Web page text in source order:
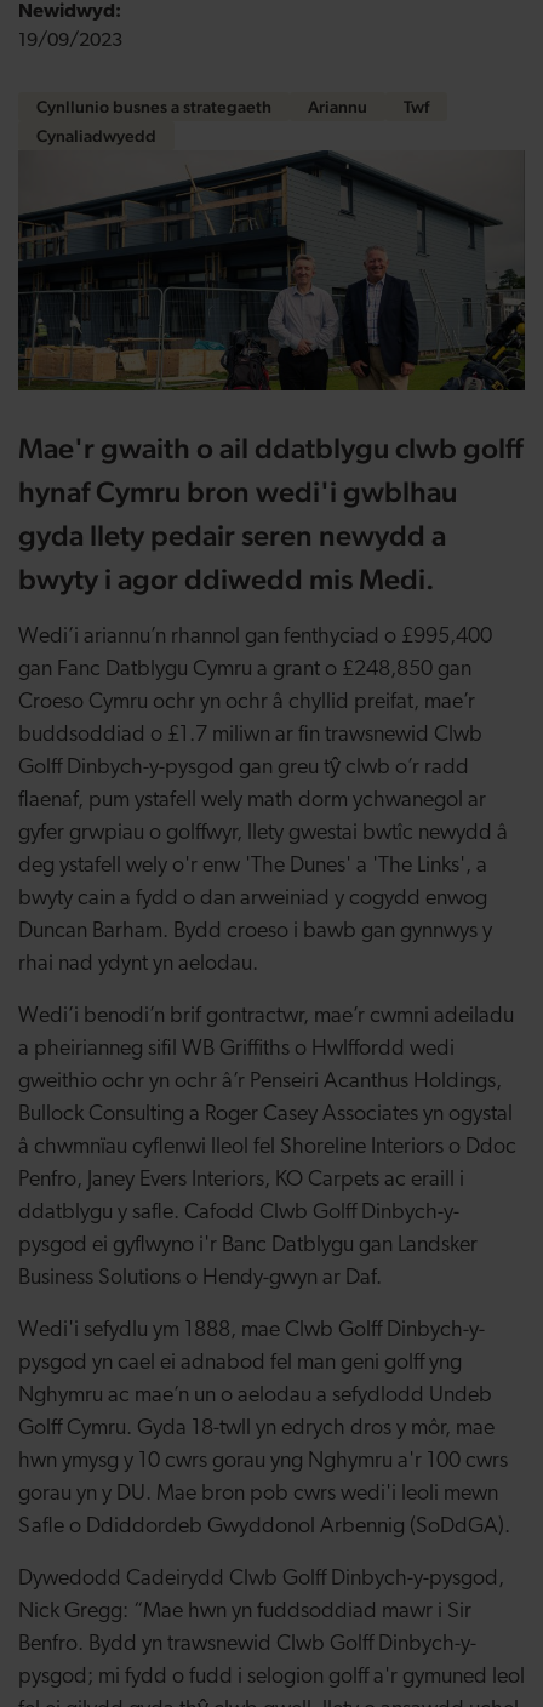
Newidwyd:
19/09/2023
Cynllunio busnes a strategaeth Ariannu
Twf
Cynaliadwyedd
Mae'r gwaith o ail ddatblygu clwb golff
hynaf Cymru bron wedi'i gwblhau
gyda llety pedair seren newydd a
bwyty i agor ddiwedd mis Medi.
Wedi’i ariannu’n rhannol gan fenthyciad o £995,400
gan Fanc Datblygu Cymru a grant o £248,850 gan
Croeso Cymru ochr yn ochr â chyllid preifat, mae’r
buddsoddiad o £1.7 miliwn ar fin trawsnewid Clwb
Golff Dinbych-y-pysgod gan greu tŷ clwb o’r radd
flaenaf, pum ystafell wely math dorm ychwanegol ar
gyfer grwpiau o golffwyr, llety gwestai bwtîc newydd â
deg ystafell wely o'r enw 'The Dunes' a 'The Links', a
bwyty cain a fydd o dan arweiniad y cogydd enwog
Duncan Barham. Bydd croeso i bawb gan gynnwys y
rhai nad ydynt yn aelodau.
Wedi’i benodi’n brif gontractwr, mae’r cwmni adeiladu
a pheirianneg sifil WB Griffiths o Hwlffordd wedi
gweithio ochr yn ochr â’r Penseiri Acanthus Holdings,
Bullock Consulting a Roger Casey Associates yn ogystal
â chwmnïau cyflenwi lleol fel Shoreline Interiors o Ddoc
Penfro, Janey Evers Interiors, KO Carpets ac eraill i
ddatblygu y safle. Cafodd Clwb Golff Dinbych-y-
pysgod ei gyflwyno i'r Banc Datblygu gan Landsker
Business Solutions o Hendy-gwyn ar Daf.
Wedi'i sefydlu ym 1888, mae Clwb Golff Dinbych-y-
pysgod yn cael ei adnabod fel man geni golff yng
Nghymru ac mae’n un o aelodau a sefydlodd Undeb
Golff Cymru. Gyda 18-twll yn edrych dros y môr, mae
hwn ymysg y 10 cwrs gorau yng Nghymru a'r 100 cwrs
gorau yn y DU. Mae bron pob cwrs wedi'i leoli mewn
Safle o Ddiddordeb Gwyddonol Arbennig (SoDdGA).
Dywedodd Cadeirydd Clwb Golff Dinbych-y-pysgod,
Nick Gregg: “Mae hwn yn fuddsoddiad mawr i Sir
Benfro. Bydd yn trawsnewid Clwb Golff Dinbych-y-
pysgod; mi fydd o fudd i selogion golff a'r gymuned leol